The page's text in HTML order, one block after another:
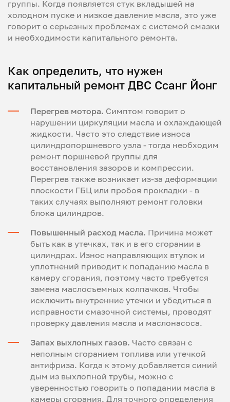
группы. Когда появляется стук вкладышей на
холодном пуске и низкое давление масла, это уже
говорит о серьезных проблемах с системой смазки
и необходимости капитального ремонта.
Как определить, что нужен
капитальный ремонт ДВС Ссанг Йонг
Перегрев мотора. Симптом говорит о
нарушении циркуляции масла и охлаждающей
жидкости. Часто это следствие износа
цилиндропоршневого узла - тогда необходим
ремонт поршневой группы для
восстановления зазоров и компрессии.
Перегрев также возникает из-за деформации
плоскости ГБЦ или пробоя прокладки - в
таких случаях выполняют ремонт головки
блока цилиндров.
Повышенный расход масла. Причина может
быть как в утечках, так и в его сгорании в
цилиндрах. Износ направляющих втулок и
уплотнений приводит к попаданию масла в
камеру сгорания, поэтому часто требуется
замена маслосъемных колпачков. Чтобы
исключить внутренние утечки и убедиться в
исправности смазочной системы, проводят
проверку давления масла и маслонасоса.
Запах выхлопных газов. Часто связан с
неполным сгоранием топлива или утечкой
антифриза. Когда к этому добавляется синий
дым из выхлопной трубы, можно с
уверенностью говорить о попадании масла в
камеры сгорания. Для точного определения